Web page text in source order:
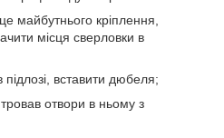
майбутнього кріплення,
місця сверловки в
вставити дюбеля;
отвори в ньому з